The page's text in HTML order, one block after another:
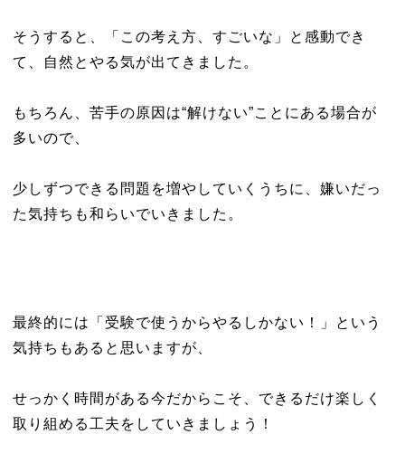
そうすると、「この考え方、すごいな」と感動でき
て、自然とやる気が出てきました。
もちろん、苦手の原因は“解けない”ことにある場合が
多いので、
少しずつできる問題を増やしていくうちに、嫌いだっ
た気持ちも和らいでいきました。
最終的には「受験で使うからやるしかない！」という
気持ちもあると思いますが、
せっかく時間がある今だからこそ、できるだけ楽しく
取り組める工夫をしていきましょう！